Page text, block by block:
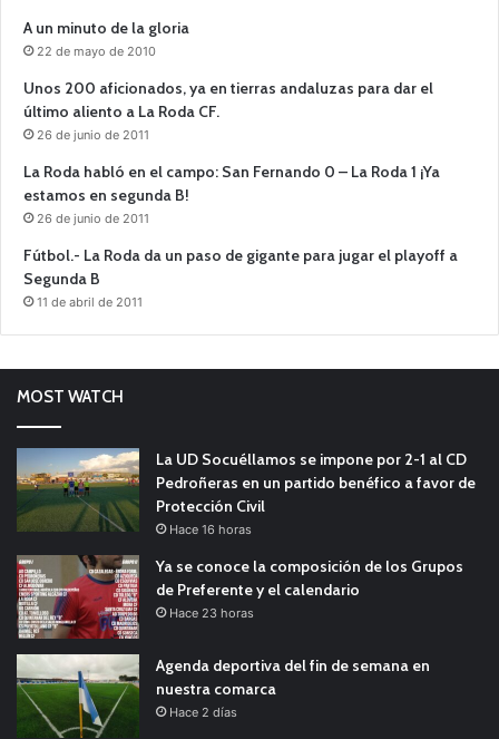
A un minuto de la gloria
22 de mayo de 2010
Unos 200 aficionados, ya en tierras andaluzas para dar el
último aliento a La Roda CF.
26 de junio de 2011
La Roda habló en el campo: San Fernando 0 – La Roda 1 ¡Ya
estamos en segunda B!
26 de junio de 2011
Fútbol.- La Roda da un paso de gigante para jugar el playoff a
Segunda B
11 de abril de 2011
MOST WATCH
La UD Socuéllamos se impone por 2-1 al CD
Pedroñeras en un partido benéfico a favor de
Protección Civil
Hace 16 horas
Ya se conoce la composición de los Grupos
de Preferente y el calendario
Hace 23 horas
Agenda deportiva del fin de semana en
nuestra comarca
Hace 2 días